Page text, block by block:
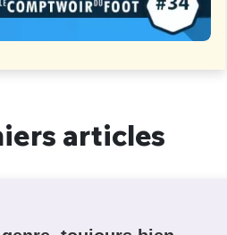
articles